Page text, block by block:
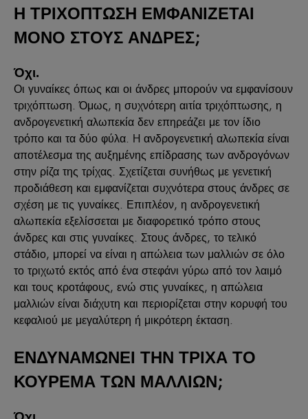
Η ΤΡΙΧΟΠΤΩΣΗ ΕΜΦΑΝΙΖΕΤΑΙ
ΜΟΝΟ ΣΤΟΥΣ ΑΝΔΡΕΣ;
Όχι.
Οι γυναίκες όπως και οι άνδρες μπορούν να εμφανίσουν
τριχόπτωση. Όμως, η συχνότερη αιτία τριχόπτωσης, η
ανδρογενετική αλωπεκία δεν επηρεάζει με τον ίδιο
τρόπο και τα δύο φύλα. H ανδρογενετική αλωπεκία είναι
αποτέλεσμα της αυξημένης επίδρασης των ανδρογόνων
στην ρίζα της τρίχας. Σχετίζεται συνήθως με γενετική
προδιάθεση και εμφανίζεται συχνότερα στους άνδρες σε
σχέση με τις γυναίκες. Επιπλέον, η ανδρογενετική
αλωπεκία εξελίσσεται με διαφορετικό τρόπο στους
άνδρες και στις γυναίκες. Στους άνδρες, το τελικό
στάδιο, μπορεί να είναι η απώλεια των μαλλιών σε όλο
το τριχωτό εκτός από ένα στεφάνι γύρω από τον λαιμό
και τους κροτάφους, ενώ στις γυναίκες, η απώλεια
μαλλιών είναι διάχυτη και περιορίζεται στην κορυφή του
κεφαλιού με μεγαλύτερη ή μικρότερη έκταση.
ΕΝΔΥΝΑΜΩΝΕΙ ΤΗΝ ΤΡΙΧΑ ΤΟ
ΚΟΥΡΕΜΑ ΤΩΝ ΜΑΛΛΙΩΝ;